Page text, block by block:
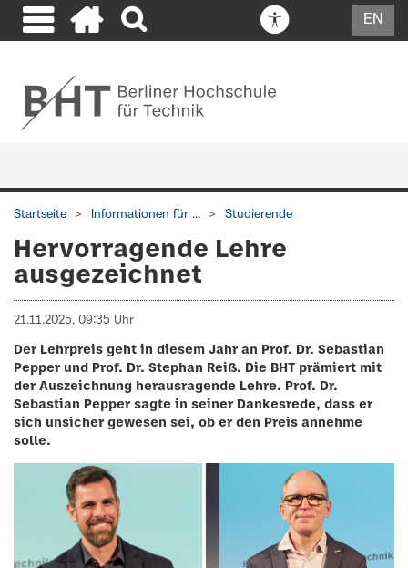
EN
Startseite Informationen für ... Studierende
Hervorragende Lehre
ausgezeichnet
21.11.2025, 09:35 Uhr
Der Lehrpreis geht in diesem Jahr an Prof. Dr. Sebastian
Pepper und Prof. Dr. Stephan Reiß. Die BHT prämiert mit
der Auszeichnung herausragende Lehre. Prof. Dr.
Sebastian Pepper sagte in seiner Dankesrede, dass er
sich unsicher gewesen sei, ob er den Preis annehme
solle.